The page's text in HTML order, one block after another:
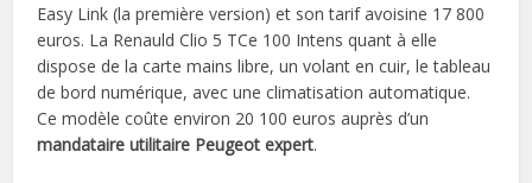
Easy Link (la première version) et son tarif avoisine 17 800
euros. La Renauld Clio 5 TCe 100 Intens quant à elle
dispose de la carte mains libre, un volant en cuir, le tableau
de bord numérique, avec une climatisation automatique.
Ce modèle coûte environ 20 100 euros auprès d’un
mandataire utilitaire Peugeot expert.